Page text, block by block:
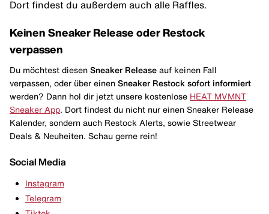
Dort findest du außerdem auch alle Raffles.
Keinen Sneaker Release oder Restock
verpassen
Du möchtest diesen Sneaker Release auf keinen Fall
verpassen, oder über einen Sneaker Restock sofort informiert
werden? Dann hol dir jetzt unsere kostenlose HEAT MVMNT
Sneaker App. Dort findest du nicht nur einen Sneaker Release
Kalender, sondern auch Restock Alerts, sowie Streetwear
Deals & Neuheiten. Schau gerne rein!
Social Media
Instagram
Telegram